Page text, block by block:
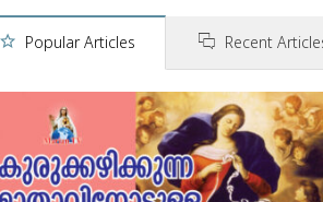
Popular Articles Recent